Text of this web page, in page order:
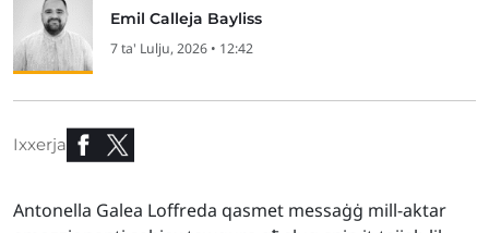
Emil Calleja Bayliss
7 ta' Lulju, 2026 • 12:42
Ixxerja
Antonella Galea Loffreda qasmet messaġġ mill-aktar